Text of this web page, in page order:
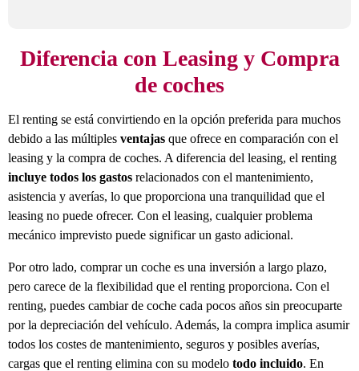
Diferencia con Leasing y Compra
de coches
El renting se está convirtiendo en la opción preferida para muchos
debido a las múltiples ventajas que ofrece en comparación con el
leasing y la compra de coches. A diferencia del leasing, el renting
incluye todos los gastos relacionados con el mantenimiento,
asistencia y averías, lo que proporciona una tranquilidad que el
leasing no puede ofrecer. Con el leasing, cualquier problema
mecánico imprevisto puede significar un gasto adicional.
Por otro lado, comprar un coche es una inversión a largo plazo,
pero carece de la flexibilidad que el renting proporciona. Con el
renting, puedes cambiar de coche cada pocos años sin preocuparte
por la depreciación del vehículo. Además, la compra implica asumir
todos los costes de mantenimiento, seguros y posibles averías,
cargas que el renting elimina con su modelo todo incluido. En